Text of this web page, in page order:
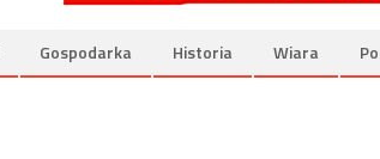
Gospodarka Historia Wiara